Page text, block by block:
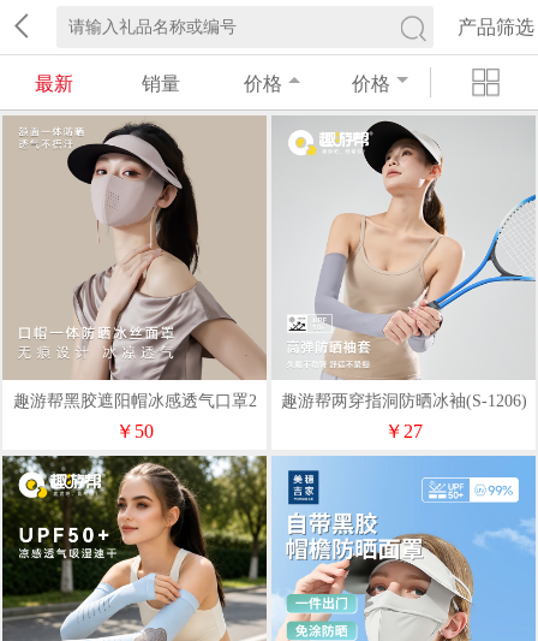
产品筛选
最新 销量 价格 价格
趣游帮黑胶遮阳帽冰感透气口罩2
合1遮阳防晒套装S-2515
￥50
趣游帮两穿指洞防晒冰袖(S-1206)
￥27